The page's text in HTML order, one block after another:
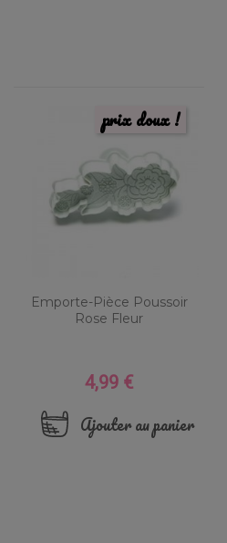
Emporte-Pièce Poussoir
Rose Fleur
Prix
4,99 €
Ajouter au panier
prix doux !